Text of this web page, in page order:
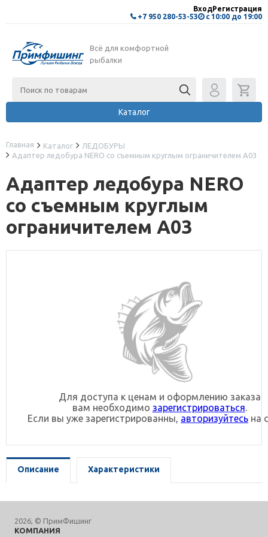
+7 950 280-53-53 с 10:00 до 19:00
ВходРегистрация
Всё для комфортной
рыбалки
Каталог
Главная Каталог
ЛЕДОБУРЫ
Адаптер ледобура NERO со съемным круглым ограничителем A03
Адаптер ледобура NERO
со съемным круглым
ограничителем A03
Для доступа к ценам и оформлению заказа
вам необходимо зарегистрироваться.
Если вы уже зарегистрированны, авторизуйтесь на
Описание Характеристики
2026, © ПримФишинг
КОМПАНИЯ